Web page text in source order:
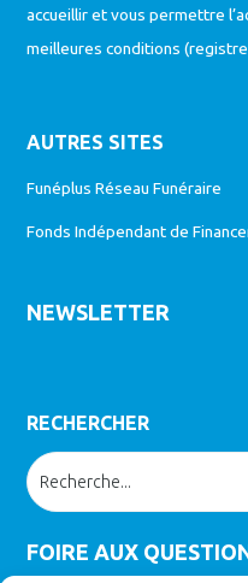
accueillir et vous permettre
meilleures conditions (registre
AUTRES SITES
Funéplus Réseau Funéraire
Fonds Indépendant de
NEWSLETTER
RECHERCHER
FOIRE AUX